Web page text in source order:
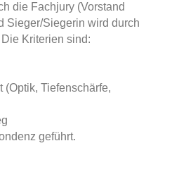
die Fachjury (Vorstand
Sieger/Siegerin wird durch
Kriterien sind:
(Optik, Tiefenschärfe,
geführt.